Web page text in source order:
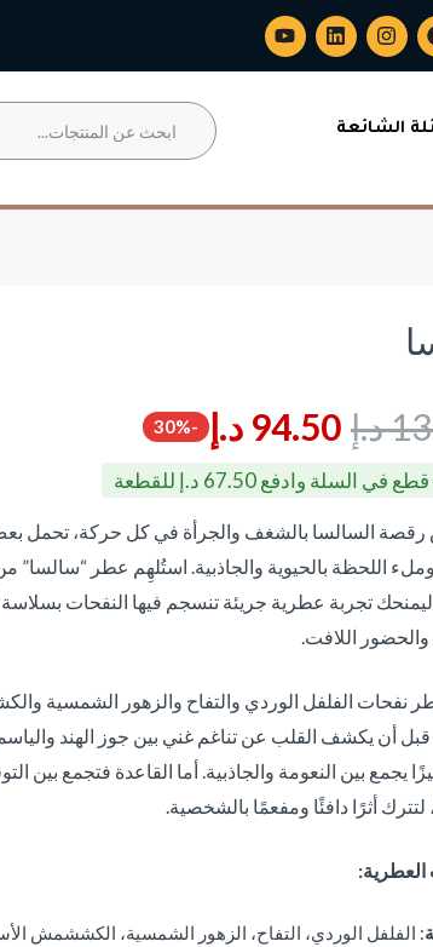
الشائعة
د.إ 94.50 د.إ -30%
رقصة السالسا بالشغف والجرأة في كل حركة، تحمل
اللحظة بالحيوية والجاذبية. استُلهِم عطر “سالسا”
ليمنحك تجربة عطرية جريئة تنسجم فيها النفحات
اللافت.
نفحات الفلفل الوردي والتفاح والزهور الشمسية
قبل أن يكشف القلب عن تناغم غني بين جوز الهند
يجمع بين النعومة والجاذبية. أما القاعدة فتجمع بين
لتترك أثرًا دافئًا ومفعمًا بالشخصية.
العطرية:
: الفلفل الوردي، التفاح، الزهور الشمسية، الكششمش